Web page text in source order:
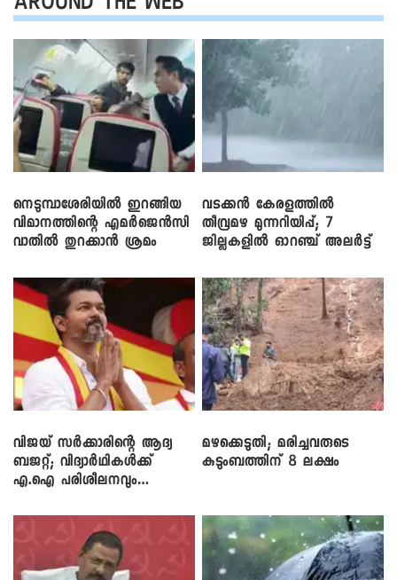
AROUND THE WEB
നെടുമ്പാശേരിയിൽ ഇറങ്ങിയ
വിമാനത്തിന്റെ എമർജെൻസി
വാതിൽ തുറക്കാൻ ശ്രമം
വടക്കൻ കേരളത്തിൽ
തീവ്രമഴ മുന്നറിയിപ്പ്; 7
ജില്ലകളിൽ ഓറഞ്ച് അലർട്ട്
വിജയ് സർക്കാരിന്റെ ആദ്യ
ബജറ്റ്; വിദ്യാർഥികൾക്ക്
എ.ഐ പരിശീലനവും
മഴക്കെടുതി; മരിച്ചവരുടെ
കുടുംബത്തിന് 8 ലക്ഷം